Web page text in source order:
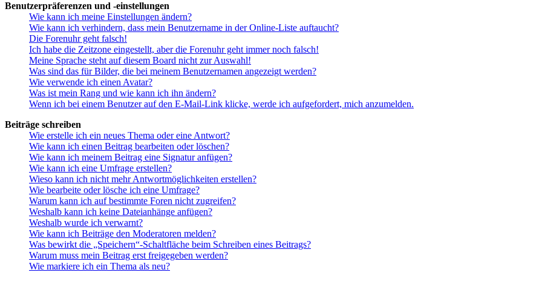
Benutzerpräferenzen und -einstellungen
Wie kann ich meine Einstellungen ändern?
Wie kann ich verhindern, dass mein Benutzername in der Online-Liste auftaucht?
Die Forenuhr geht falsch!
Ich habe die Zeitzone eingestellt, aber die Forenuhr geht immer noch falsch!
Meine Sprache steht auf diesem Board nicht zur Auswahl!
Was sind das für Bilder, die bei meinem Benutzernamen angezeigt werden?
Wie verwende ich einen Avatar?
Was ist mein Rang und wie kann ich ihn ändern?
Wenn ich bei einem Benutzer auf den E-Mail-Link klicke, werde ich aufgefordert, mich anzumelden.
Beiträge schreiben
Wie erstelle ich ein neues Thema oder eine Antwort?
Wie kann ich einen Beitrag bearbeiten oder löschen?
Wie kann ich meinem Beitrag eine Signatur anfügen?
Wie kann ich eine Umfrage erstellen?
Wieso kann ich nicht mehr Antwortmöglichkeiten erstellen?
Wie bearbeite oder lösche ich eine Umfrage?
Warum kann ich auf bestimmte Foren nicht zugreifen?
Weshalb kann ich keine Dateianhänge anfügen?
Weshalb wurde ich verwarnt?
Wie kann ich Beiträge den Moderatoren melden?
Was bewirkt die „Speichern“-Schaltfläche beim Schreiben eines Beitrags?
Warum muss mein Beitrag erst freigegeben werden?
Wie markiere ich ein Thema als neu?